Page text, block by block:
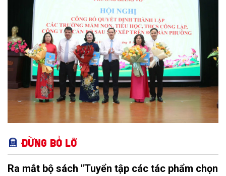
Trung ương và kế hoạch của UBND TP Hà Nội.
Đừng bỏ lỡ
Ra mắt bộ sách "Tuyển tập các tác phẩm chọn